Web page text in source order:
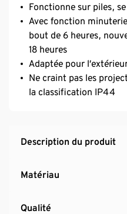
Fonctionne sur piles,
Avec fonction
bout de 6 heures,
18 heures
Adaptée pour
Ne craint pas les
la classification IP44
Description du produit
Matériau
Qualité